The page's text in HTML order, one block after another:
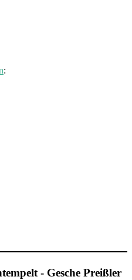
:
- Gesche Preißler